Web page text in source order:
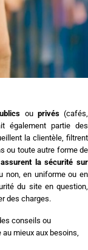
ou privés(cafés,
également partie des
la clientèle, filtrent
ou toute autre forme de
assurent la sécurité sur
non, en uniforme ou en
du site en question,
des charges.
conseils ou
mieux aux besoins,